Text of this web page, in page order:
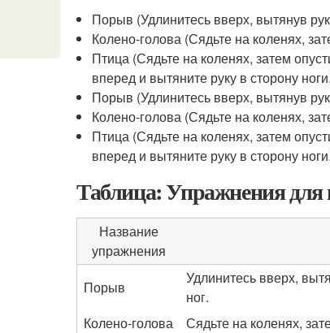
Порыв (Удлинитесь вверх, вытянув
Колено-голова (Сядьте на коленях,
Птица (Сядьте на коленях, затем
вперед и вытяните руку в сторону
Порыв (Удлинитесь вверх, вытянув
Колено-голова (Сядьте на коленях,
Птица (Сядьте на коленях, затем
вперед и вытяните руку в сторону
Таблица: Упражнения для
Название
упражнения
Порыв
Удлинитесь вверх,
ног.
Колено-голова
Сядьте на коленях,